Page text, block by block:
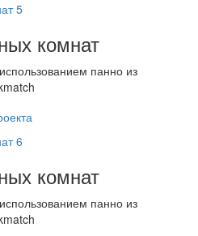
комнат
панно из
комнат
панно из